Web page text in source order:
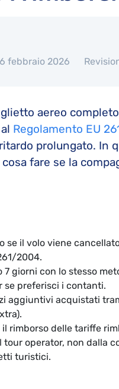
febbraio 2026
aereo
Regolamento EU
prolungato. In
fare se la
se il volo viene
2004.
giorni con lo stesso
se preferisci i contanti.
aggiuntivi acquistati
rimborso delle tariffe
operator, non dalla
turistici.